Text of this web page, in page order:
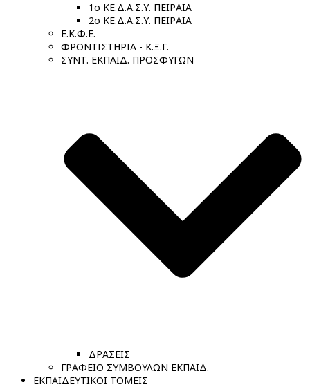
1ο ΚΕ.Δ.Α.Σ.Υ. ΠΕΙΡΑΙΑ
2ο ΚΕ.Δ.Α.Σ.Υ. ΠΕΙΡΑΙΑ
Ε.Κ.Φ.Ε.
ΦΡΟΝΤΙΣΤΗΡΙΑ - Κ.Ξ.Γ.
ΣΥΝΤ. ΕΚΠΑΙΔ. ΠΡΟΣΦΥΓΩΝ
ΔΡΑΣΕΙΣ
ΓΡΑΦΕΙΟ ΣΥΜΒΟΥΛΩΝ ΕΚΠΑΙΔ.
ΕΚΠΑΙΔΕΥΤΙΚΟΙ ΤΟΜΕΙΣ